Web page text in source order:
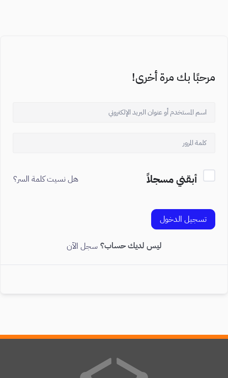
مرحبًا بك مرة أخرى!
أبقني مسجلاً هل نسيت كلمة السر؟
تسجيل الدخول
ليس لديك حساب؟ سجل الآن